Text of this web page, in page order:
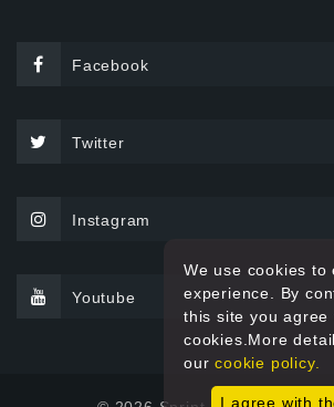
Facebook
Twitter
Instagram
Youtube
We use cookies to
experience. By
this site you
cookies.More
ourcookie policy.
I agree with